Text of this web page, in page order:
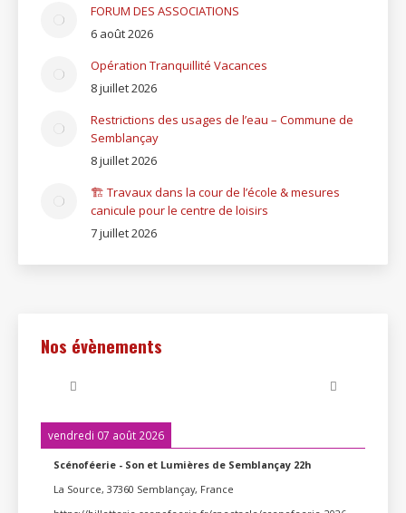
FORUM DES ASSOCIATIONS
6 août 2026
Opération Tranquillité Vacances
8 juillet 2026
Restrictions des usages de l’eau – Commune de
Semblançay
8 juillet 2026
🏗️ Travaux dans la cour de l’école & mesures
canicule pour le centre de loisirs
7 juillet 2026
Nos évènements
vendredi 07 août 2026
Scénoféerie - Son et Lumières de Semblançay 22h
La Source, 37360 Semblançay, France